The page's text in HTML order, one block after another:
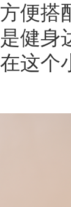
便搭
健身
这个